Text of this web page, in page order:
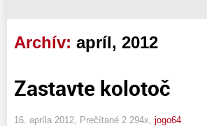
Archív: apríl, 2012
Zastavte kolotoč
16. apríla 2012, Prečítané 2 294x, jogo64